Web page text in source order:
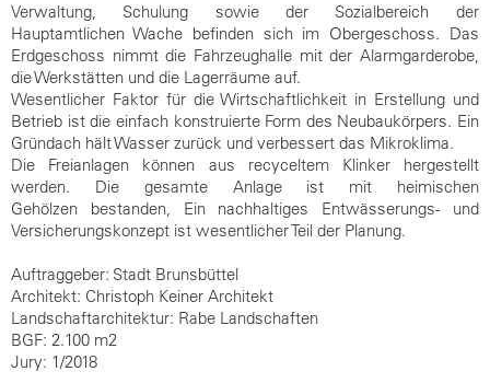
Verwaltung, Schulung sowie der Sozialbereich der
Hauptamtlichen Wache befinden sich im Obergeschoss. Das
Erdgeschoss nimmt die Fahrzeughalle mit der Alarmgarderobe,
dieWerkstätten und die Lagerräume auf.
Wesentlicher Faktor für die Wirtschaftlichkeit in Erstellung und
Betrieb ist die einfach konstruierte Form des Neubaukörpers. Ein
Gründach hält Wasser zurück und verbessert das Mikroklima.
Die Freianlagen können aus recyceltem Klinker hergestellt
werden. Die gesamte Anlage ist mit heimischen
Gehölzen bestanden, Einnachhaltiges Entwässerungs- und
Versicherungskonzept ist wesentlicher Teil der Planung.
Auftraggeber: Stadt Brunsbüttel
Architekt: Christoph Keiner Architekt
Landschaftarchitektur: Rabe Landschaften
BGF: 2.100 m2
Jury: 1/2018